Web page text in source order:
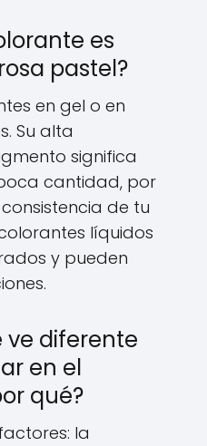
es
pastel?
en gel o en
Su alta
significa
cantidad, por
de tu
líquidos
y pueden
ve diferente
en el
qué?
la